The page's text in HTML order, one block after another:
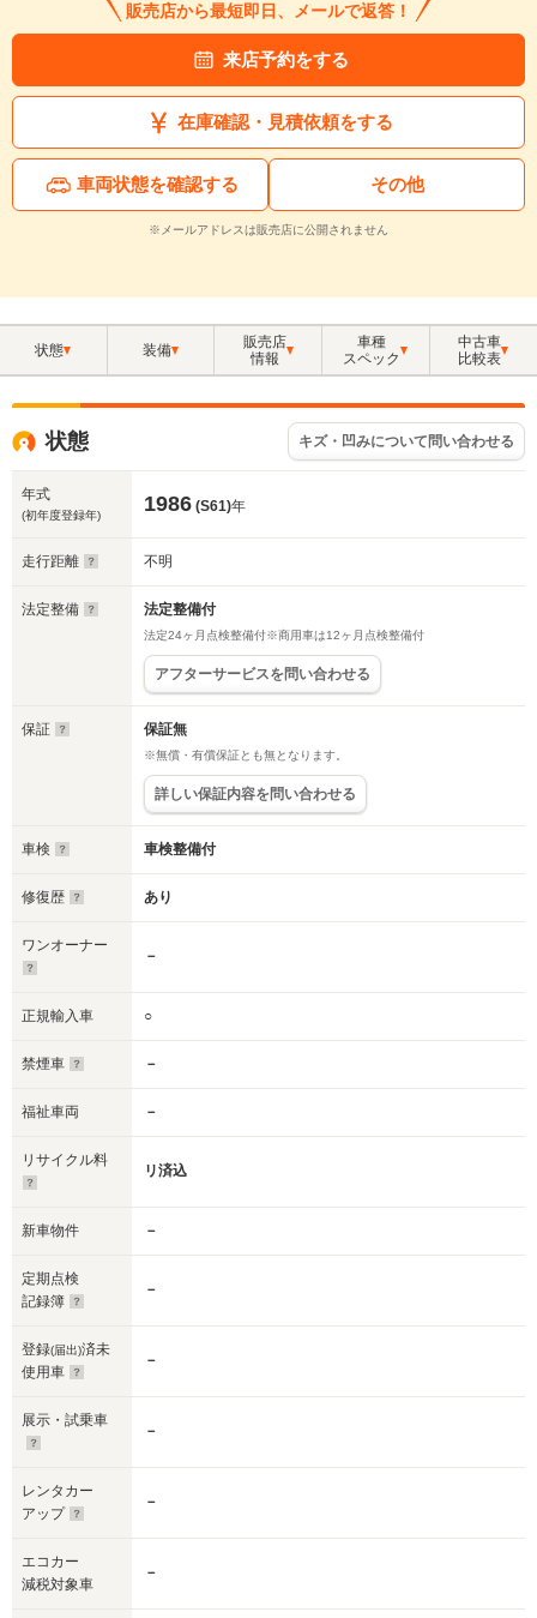
販売店から最短即日、メールで返答！
来店予約をする
在庫確認・見積依頼をする
車両状態を確認する その他
※メールアドレスは販売店に公開されません
状態 装備
販売店
情報
車種
スペック
中古車
比較表
状態 キズ・凹みについて問い合わせる
年式
(初年度登録年) 1986 (S61)年
走行距離 不明
法定整備 法定整備付
法定24ヶ月点検整備付※商用車は12ヶ月点検整備付
アフターサービスを問い合わせる
保証 保証無
※無償・有償保証とも無となります。
詳しい保証内容を問い合わせる
車検 車検整備付
修復歴 あり
ワンオーナー
－
正規輸入車 ○
禁煙車 －
福祉車両 －
リサイクル料
リ済込
新車物件 －
定期点検
記録簿
－
登録(届出)済未
使用車
－
展示・試乗車
－
レンタカー
アップ
－
エコカー
減税対象車
－